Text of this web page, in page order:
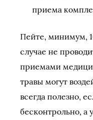
приема
Пейте, минимум,
случае не
приемами
травы могут
всегда полезно,
бесконтрольно, а